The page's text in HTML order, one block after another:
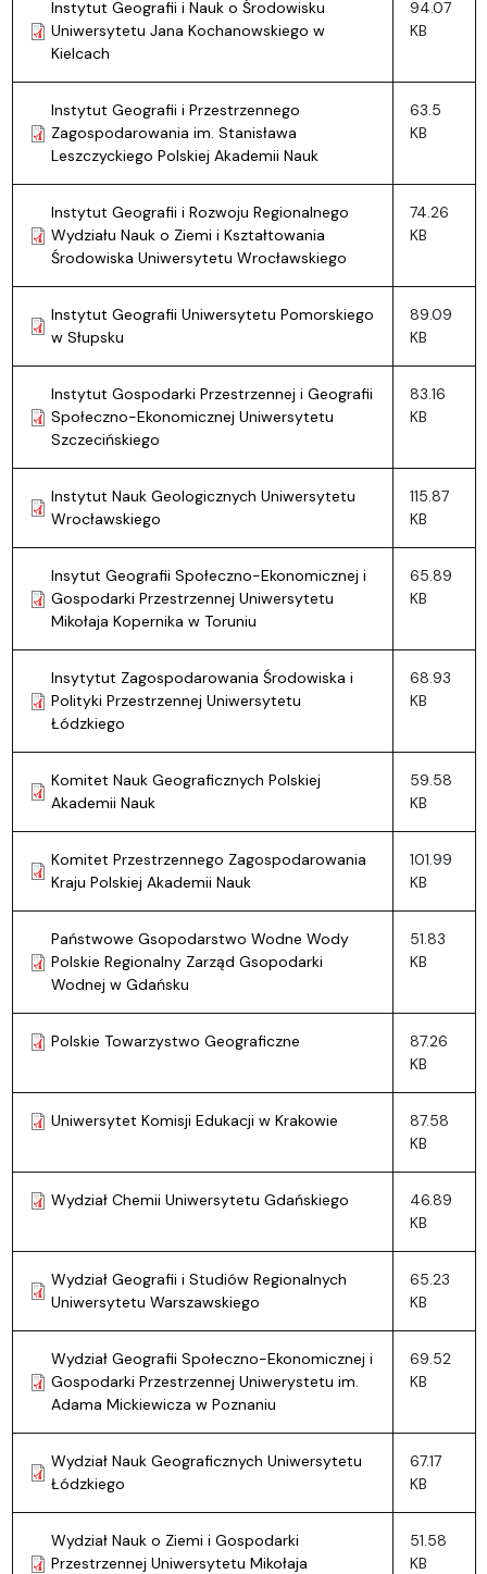
Instytut Geografii i Nauk o Środowisku
Uniwersytetu Jana Kochanowskiego w
Kielcach
94.07
KB
Instytut Geografii i Przestrzennego
Zagospodarowania im. Stanisława
Leszczyckiego Polskiej Akademii Nauk
63.5
KB
Instytut Geografii i Rozwoju Regionalnego
Wydziału Nauk o Ziemi i Kształtowania
Środowiska Uniwersytetu Wrocławskiego
74.26
KB
Instytut Geografii Uniwersytetu Pomorskiego
w Słupsku
89.09
KB
Instytut Gospodarki Przestrzennej i Geografii
Społeczno-Ekonomicznej Uniwersytetu
Szczecińskiego
83.16
KB
Instytut Nauk Geologicznych Uniwersytetu
Wrocławskiego
115.87
KB
Insytut Geografii Społeczno-Ekonomicznej i
Gospodarki Przestrzennej Uniwersytetu
Mikołaja Kopernika w Toruniu
65.89
KB
Insytytut Zagospodarowania Środowiska i
Polityki Przestrzennej Uniwersytetu
Łódzkiego
68.93
KB
Komitet Nauk Geograficznych Polskiej
Akademii Nauk
59.58
KB
Komitet Przestrzennego Zagospodarowania
Kraju Polskiej Akademii Nauk
101.99
KB
Państwowe Gsopodarstwo Wodne Wody
Polskie Regionalny Zarząd Gsopodarki
Wodnej w Gdańsku
51.83
KB
Polskie Towarzystwo Geograficzne
87.26
KB
Uniwersytet Komisji Edukacji w Krakowie
87.58
KB
Wydział Chemii Uniwersytetu Gdańskiego
46.89
KB
Wydział Geografii i Studiów Regionalnych
Uniwersytetu Warszawskiego
65.23
KB
Wydział Geografii Społeczno-Ekonomicznej i
Gospodarki Przestrzennej Uniwerystetu im.
Adama Mickiewicza w Poznaniu
69.52
KB
Wydział Nauk Geograficznych Uniwersytetu
Łódzkiego
67.17
KB
Wydział Nauk o Ziemi i Gospodarki
Przestrzennej Uniwersytetu Mikołaja
51.58
KB